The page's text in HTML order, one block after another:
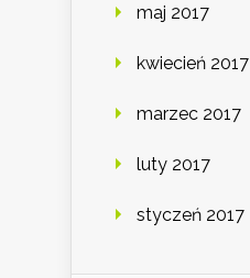
maj 2017
kwiecień 2017
marzec 2017
luty 2017
styczeń 2017